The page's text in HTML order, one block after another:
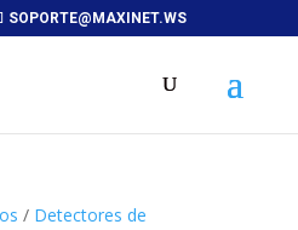
SOPORTE@MAXINET.WS
/ Detectores de